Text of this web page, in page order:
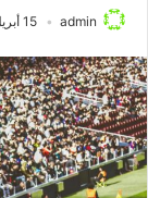
admin 15 أبريل، 2026